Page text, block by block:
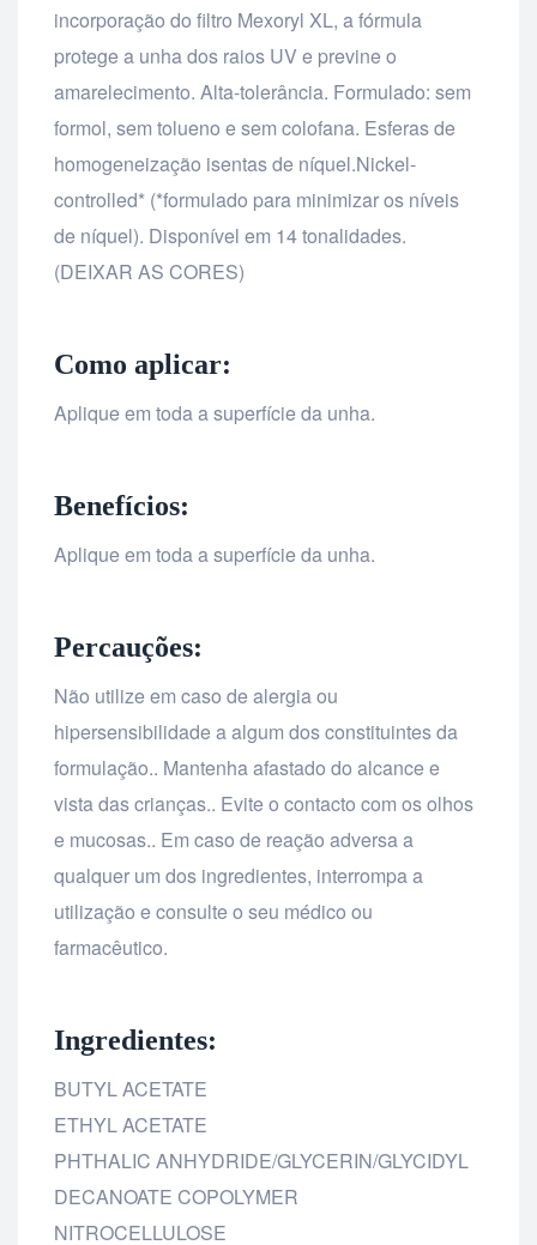
incorporação do filtro Mexoryl XL, a fórmula
protege a unha dos raios UV e previne o
amarelecimento. Alta-tolerância. Formulado: sem
formol, sem tolueno e sem colofana. Esferas de
homogeneização isentas de níquel.Nickel-
controlled* (*formulado para minimizar os níveis
de níquel). Disponível em 14 tonalidades.
(DEIXAR AS CORES)
Como aplicar:
Aplique em toda a superfície da unha.
Benefícios:
Aplique em toda a superfície da unha.
Percauções:
Não utilize em caso de alergia ou
hipersensibilidade a algum dos constituintes da
formulação.. Mantenha afastado do alcance e
vista das crianças.. Evite o contacto com os olhos
e mucosas.. Em caso de reação adversa a
qualquer um dos ingredientes, interrompa a
utilização e consulte o seu médico ou
farmacêutico.
Ingredientes:
BUTYL ACETATE
ETHYL ACETATE
PHTHALIC ANHYDRIDE/GLYCERIN/GLYCIDYL
DECANOATE COPOLYMER
NITROCELLULOSE